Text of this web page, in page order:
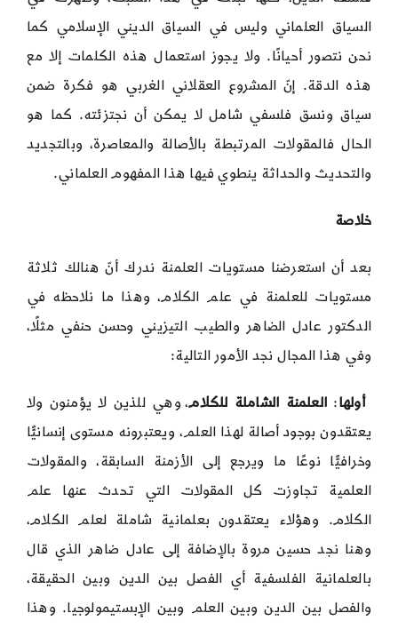
السياق العلماني وليس في السياق الديني الإسلامي كما
نحن نتصور أحيانًا. ولا يجوز استعمال هذه الكلمات إلا مع
هذه الدقة. إنّ المشروع العقلاني الغربي هو فكرة ضمن
سياق ونسق فلسفي شامل لا يمكن أن نجتزئته. كما هو
الحال فالمقولات المرتبطة بالأصالة والمعاصرة، وبالتجديد
والتحديث والحداثة ينطوي فيها هذا المفهوم العلماني.
خلاصة
بعد أن استعرضنا مستويات العلمنة ندرك أنّ هنالك ثلاثة
مستويات للعلمنة في علم الكلام، وهذا ما نلاحظه في
الدكتور عادل الضاهر والطيب التيزيني وحسن حنفي مثلًا،
وفي هذا المجال نجد الأمور التالية:
أولها: العلمنة الشاملة للكلام، وهي للذين لا يؤمنون ولا
يعتقدون بوجود أصالة لهذا العلم، ويعتبرونه مستوى إنسانيًّا
وخرافيًّا نوعًا ما ويرجع إلى الأزمنة السابقة، والمقولات
العلمية تجاوزت كل المقولات التي تحدث عنها علم
الكلام. وهؤلاء يعتقدون بعلمانية شاملة لعلم الكلام،
وهنا نجد حسين مروة بالإضافة إلى عادل ضاهر الذي قال
بالعلمانية الفلسفية أي الفصل بين الدين وبين الحقيقة،
والفصل بين الدين وبين العلم وبين الإبستيمولوجيا. وهذا